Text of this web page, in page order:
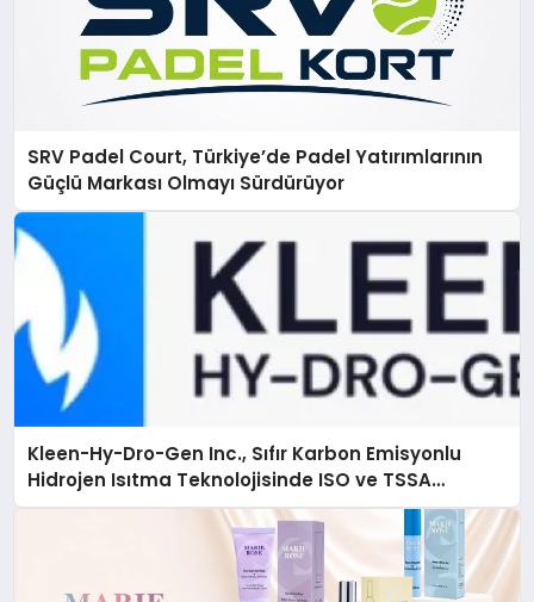
SRV Padel Court, Türkiye’de Padel Yatırımlarının
Güçlü Markası Olmayı Sürdürüyor
Kleen-Hy-Dro-Gen Inc., Sıfır Karbon Emisyonlu
Hidrojen Isıtma Teknolojisinde ISO ve TSSA
Düzenleyici Onaylarını Aldı